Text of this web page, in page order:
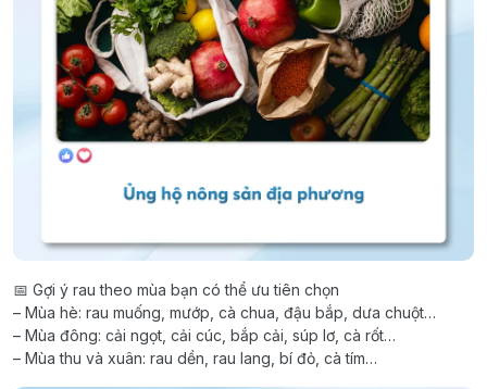
📅 Gợi ý rau theo mùa bạn có thể ưu tiên chọn
– Mùa hè: rau muống, mướp, cà chua, đậu bắp, dưa chuột…
– Mùa đông: cải ngọt, cải cúc, bắp cải, súp lơ, cà rốt…
– Mùa thu và xuân: rau dền, rau lang, bí đỏ, cà tím…